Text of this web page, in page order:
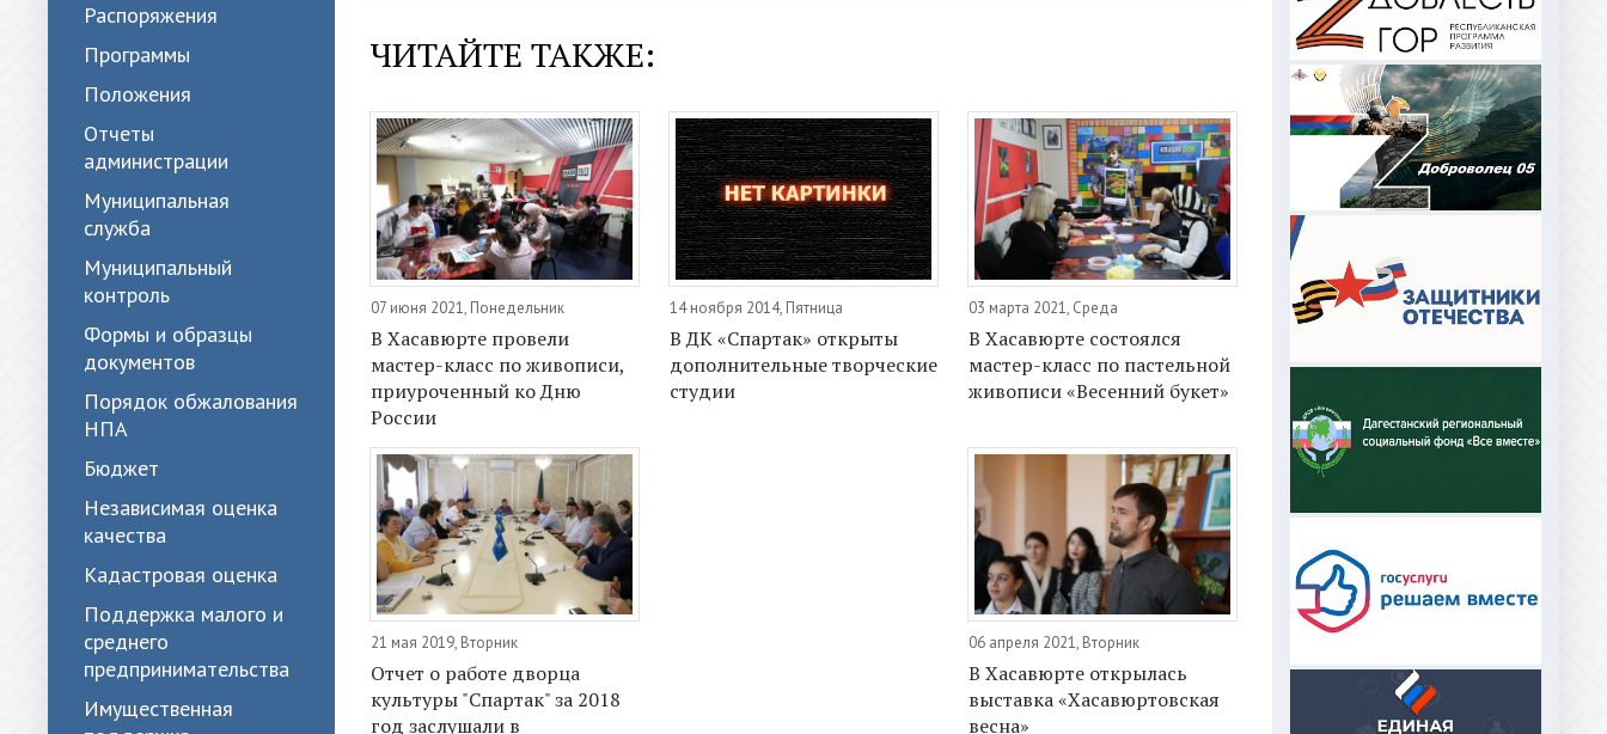
Распоряжения
Программы
Положения
Отчеты
администрации
Муниципальная
служба
Муниципальный
контроль
Формы и образцы
документов
Порядок обжалования
НПА
Бюджет
Независимая оценка
качества
Кадастровая оценка
Поддержка малого и
среднего
предпринимательства
Имущественная
ЧИТАЙТЕ ТАКЖЕ:
07 июня 2021, Понедельник
В Хасавюрте провели
мастер-класс по живописи,
приуроченный ко Дню
России
14 ноября 2014, Пятница
В ДК «Спартак» открыты
дополнительные творческие
студии
03 марта 2021, Среда
В Хасавюрте состоялся
мастер-класс по пастельной
живописи «Весенний букет»
21 мая 2019, Вторник
Отчет о работе дворца
культуры "Спартак" за 2018
год заслушали в
06 апреля 2021, Вторник
В Хасавюрте открылась
выставка «Хасавюртовская
весна»